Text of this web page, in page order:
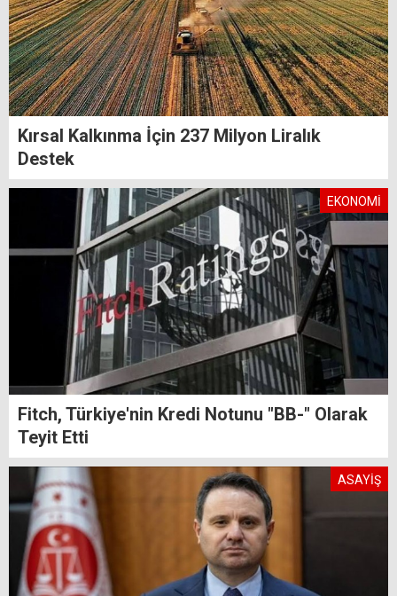
Kırsal Kalkınma İçin 237 Milyon Liralık
Destek
EKONOMİ
Fitch, Türkiye'nin Kredi Notunu "BB-" Olarak
Teyit Etti
ASAYİŞ